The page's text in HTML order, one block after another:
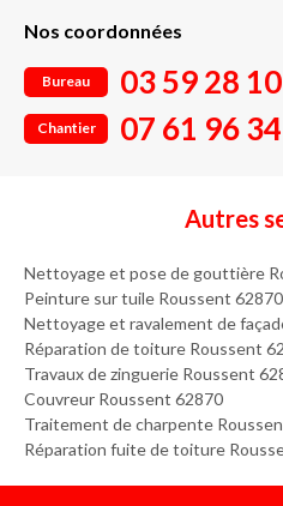
Nos coordonnées
Bureau 03 59 28
Chantier 07 61 96
Autres
Nettoyage et pose de gouttière
Peinture sur tuile Roussent 62870
Nettoyage et ravalement de
Réparation de toiture Roussent
Travaux de zinguerie Roussent
Couvreur Roussent 62870
Traitement de charpente
Réparation fuite de toiture